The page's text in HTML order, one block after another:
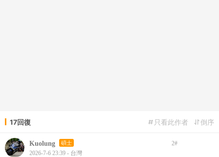
17回復 倒序
只看此作者
Kuolung 碩士 2#
2026-7-6 23:39 - 台灣